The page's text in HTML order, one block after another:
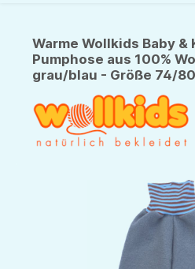
Warme Wollkids Baby
Pumphose aus 100%
grau/blau - Größe 74/80
Bildergalerie überspringen